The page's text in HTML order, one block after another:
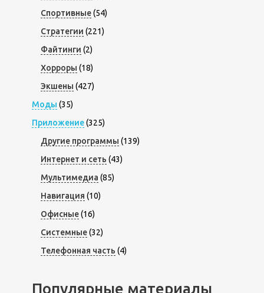
Спортивные(54)
Стратегии (221)
Файтинги (2)
Хорроры (18)
Экшены (427)
Моды (35)
Приложение(325)
Другие программы (139)
Интернет и сеть (43)
Мультимедиа (85)
Навигация (10)
Офисные(16)
Системные(32)
Телефонная часть (4)
Популярные материалы